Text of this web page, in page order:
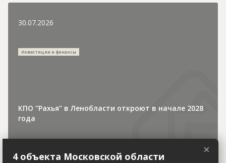
30.07.2026
Инвестиции и финансы
КПО "Рахья" в Ленобласти откроют в начале 2028
года
×
4 объекта Московской области